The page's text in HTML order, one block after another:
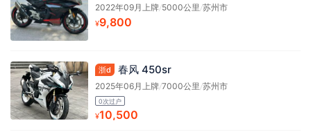
2022年09月上牌/5000公里 /苏州市
¥9,800
浙d 春风 450sr
2025年06月上牌/7000公里 /苏州市
0次过户
¥10,500